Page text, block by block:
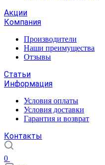
Акции
Компания
Производители
Наши преимущества
Отзывы
Статьи
Информация
Условия оплаты
Условия доставки
Гарантия и возврат
Контакты
0